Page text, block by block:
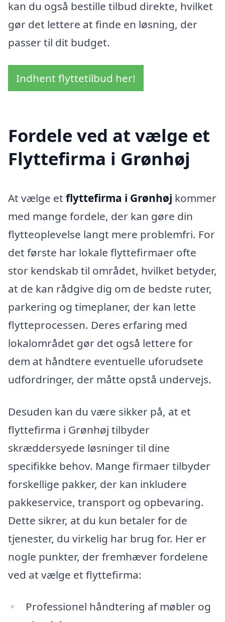
kan du også bestille tilbud direkte, hvilket
gør det lettere at finde en løsning, der
passer til dit budget.
Indhent flyttetilbud her!
Fordele ved at vælge et
Flyttefirma i Grønhøj
At vælge et flyttefirma i Grønhøj kommer
med mange fordele, der kan gøre din
flytteoplevelse langt mere problemfri. For
det første har lokale flyttefirmaer ofte
stor kendskab til området, hvilket betyder,
at de kan rådgive dig om de bedste ruter,
parkering og timeplaner, der kan lette
flytteprocessen. Deres erfaring med
lokalområdet gør det også lettere for
dem at håndtere eventuelle uforudsete
udfordringer, der måtte opstå undervejs.
Desuden kan du være sikker på, at et
flyttefirma i Grønhøj tilbyder
skræddersyede løsninger til dine
specifikke behov. Mange firmaer tilbyder
forskellige pakker, der kan inkludere
pakkeservice, transport og opbevaring.
Dette sikrer, at du kun betaler for de
tjenester, du virkelig har brug for. Her er
nogle punkter, der fremhæver fordelene
ved at vælge et flyttefirma:
Professionel håndtering af møbler og